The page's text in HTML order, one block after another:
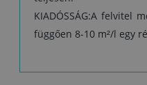
KIADÓSSÁG:A felvitel
függően 8-10 m²/l egy